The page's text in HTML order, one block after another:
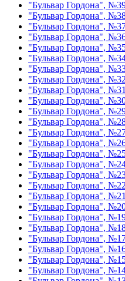
"Бульвар Гордона",
"Бульвар Гордона",
"Бульвар Гордона",
"Бульвар Гордона",
"Бульвар Гордона",
"Бульвар Гордона",
"Бульвар Гордона",
"Бульвар Гордона",
"Бульвар Гордона",
"Бульвар Гордона",
"Бульвар Гордона",
"Бульвар Гордона",
"Бульвар Гордона",
"Бульвар Гордона",
"Бульвар Гордона",
"Бульвар Гордона",
"Бульвар Гордона",
"Бульвар Гордона",
"Бульвар Гордона",
"Бульвар Гордона",
"Бульвар Гордона",
"Бульвар Гордона",
"Бульвар Гордона",
"Бульвар Гордона",
"Бульвар Гордона",
"Бульвар Гордона",